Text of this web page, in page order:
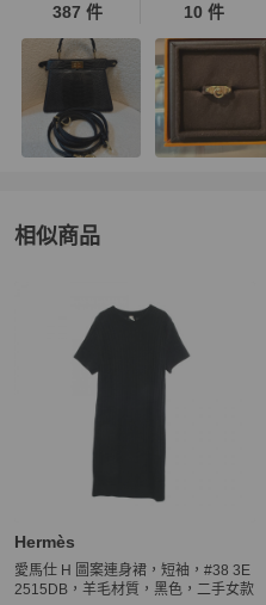
387 件 10 件
相似商品
Hermès
愛馬仕 H 圖案連身裙，短袖，#38 3E
2515DB，羊毛材質，黑色，二手女款